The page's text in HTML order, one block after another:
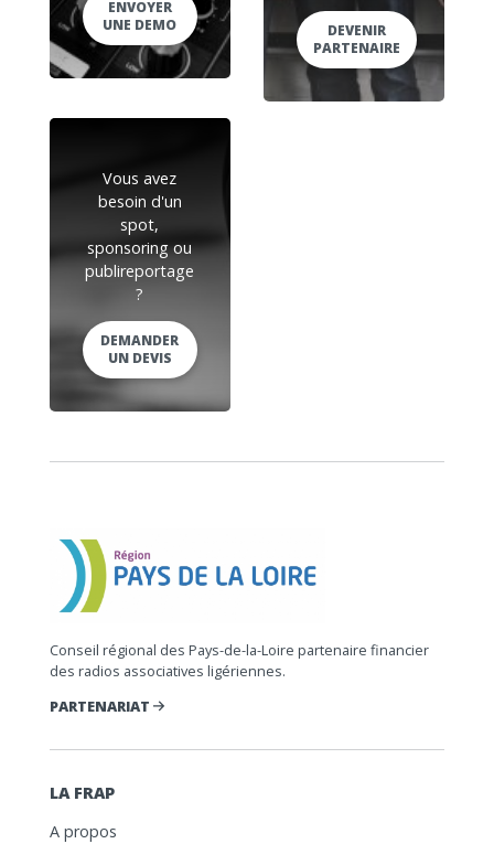
ENVOYER
UNE DEMO
DEVENIR
PARTENAIRE
Vous avez
besoin d'un
spot,
sponsoring ou
publireportage
?
DEMANDER
UN DEVIS
Conseil régional des Pays-de-la-Loire partenaire financier
des radios associatives ligériennes.
PARTENARIAT
LA FRAP
A propos